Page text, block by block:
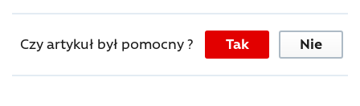
Czy artykuł był pomocny ? Tak Nie